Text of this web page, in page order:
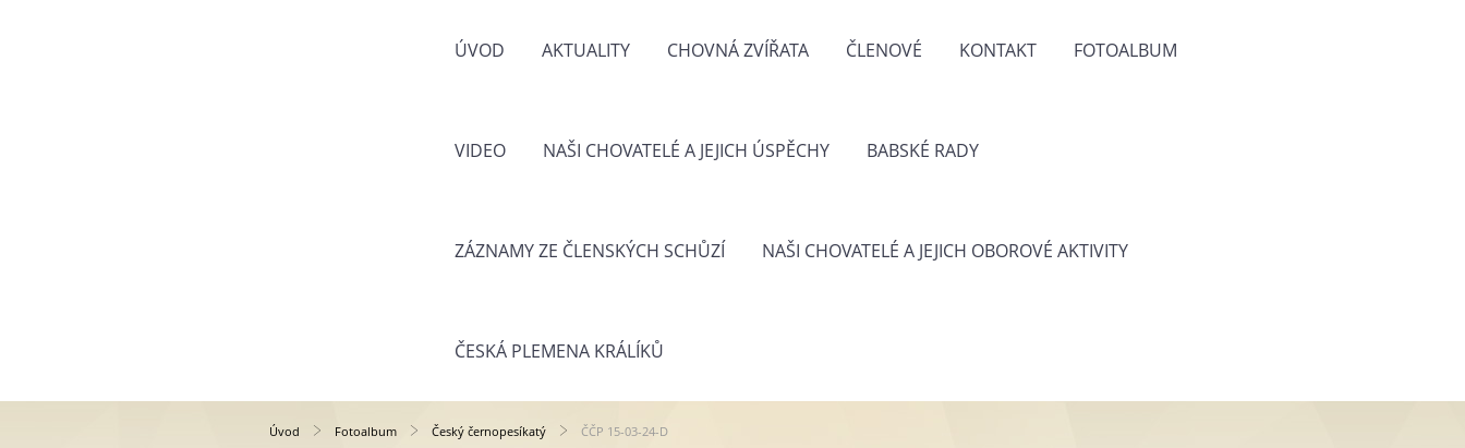
ÚVOD AKTUALITY CHOVNÁ ZVÍŘATA ČLENOVÉ KONTAKT FOTOALBUM
VIDEO NAŠI CHOVATELÉ A JEJICH ÚSPĚCHY BABSKÉ RADY
ZÁZNAMY ZE ČLENSKÝCH SCHŮZÍ NAŠI CHOVATELÉ A JEJICH OBOROVÉ AKTIVITY
ČESKÁ PLEMENA KRÁLÍKŮ
Úvod Fotoalbum Český černopesíkatý ČČP 15-03-24-D